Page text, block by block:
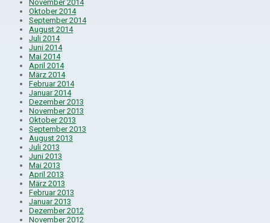
November 2014
Oktober 2014
September 2014
August 2014
Juli 2014
Juni 2014
Mai 2014
April 2014
März 2014
Februar 2014
Januar 2014
Dezember 2013
November 2013
Oktober 2013
September 2013
August 2013
Juli 2013
Juni 2013
Mai 2013
April 2013
März 2013
Februar 2013
Januar 2013
Dezember 2012
November 2012